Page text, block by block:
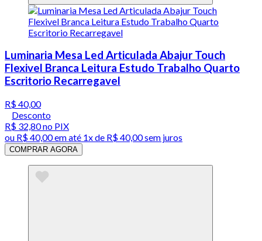
Luminaria Mesa Led Articulada Abajur Touch
Flexivel Branca Leitura Estudo Trabalho Quarto
Escritorio Recarregavel
R$ 40,00
Desconto
R$ 32,80no PIX
ou R$ 40,00em até 1x de R$ 40,00sem juros
COMPRAR AGORA